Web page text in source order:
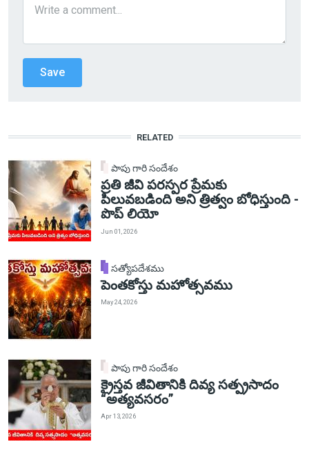
RELATED
పాపు గారి సందేశం
ప్రతి జీవి పరస్పర ప్రేమకు
పిలువబడింది అని త్రిత్వం బోధిస్తుంది -
పొప్ లియో
Jun 01, 2026
సత్యోపదేశము
పెంతకోస్తు మహోత్సవము
May 24, 2026
పాపు గారి సందేశం
క్రైస్తవ జీవితానికి దివ్య సత్ప్రసాదం
“అత్యవసరం”
Apr 13, 2026